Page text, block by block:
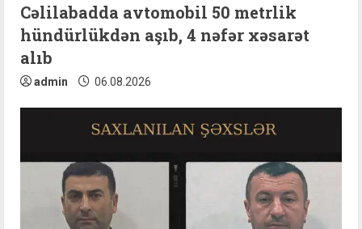
Cəlilabadda avtomobil 50 metrlik
hündürlükdən aşıb, 4 nəfər xəsarət
alıb
admin 06.08.2026